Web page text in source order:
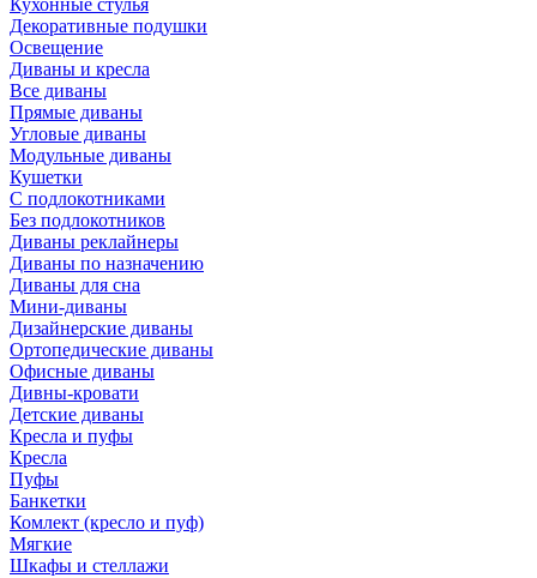
Кухонные стулья
Декоративные подушки
Освещение
Диваны и кресла
Все диваны
Прямые диваны
Угловые диваны
Модульные диваны
Кушетки
С подлокотниками
Без подлокотников
Диваны реклайнеры
Диваны по назначению
Диваны для сна
Мини-диваны
Дизайнерские диваны
Ортопедические диваны
Офисные диваны
Дивны-кровати
Детские диваны
Кресла и пуфы
Кресла
Пуфы
Банкетки
Комлект (кресло и пуф)
Мягкие
Шкафы и стеллажи